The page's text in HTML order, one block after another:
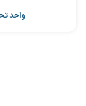
واحد